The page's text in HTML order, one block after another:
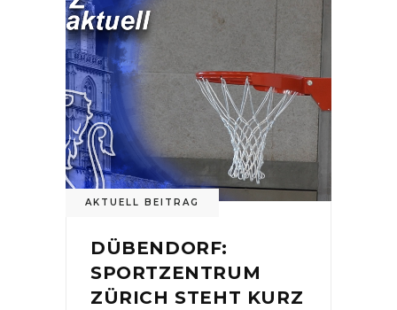
AKTUELL BEITRAG
DÜBENDORF:
SPORTZENTRUM
ZÜRICH STEHT KURZ